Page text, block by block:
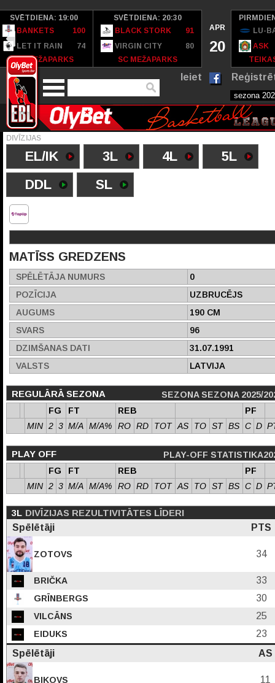
SVĒTDIENA: 19:00
BANKETS
100
LET IT RAIN
74
SC MEŽAPARKS
SVĒTDIENA: 20:30
BLACK STORK
91
VIRGIN CITY
80
SC MEŽAPARKS
APR
20
LU-
ASK
Ieiet
DIVĪZIJAS
EL/IK 3L 4L
5L
DDL
SL
MATĪSS GREDZENS
SPĒLĒTĀJA NUMURS
0
POZĪCIJA
UZBRUCĒJS
AUGUMS
190 CM
SVARS
96
DZIMŠANAS DATI
31.07.1991
VALSTS
LATVIJA
REGULĀRĀ SEZONA
SEZONA SEZONA 2025/
FG
FT REB
PF
MIN 2 3 M/A M/A% RO RD TOT AS TO ST BS C D
PLAY OFF
PLAY-OFF
FG
FT REB
PF
MIN 2 3 M/A M/A% RO RD TOT AS TO ST BS C D
3L DIVĪZIJAS REZULTIVITĀTES LĪDERI
Spēlētāji
PTS
ZOTOVS 34
BRIČKA 33
GRĪNBERGS 30
VILCĀNS 25
EIDUKS
23
Spēlētāji
AS
BIKOVS 11